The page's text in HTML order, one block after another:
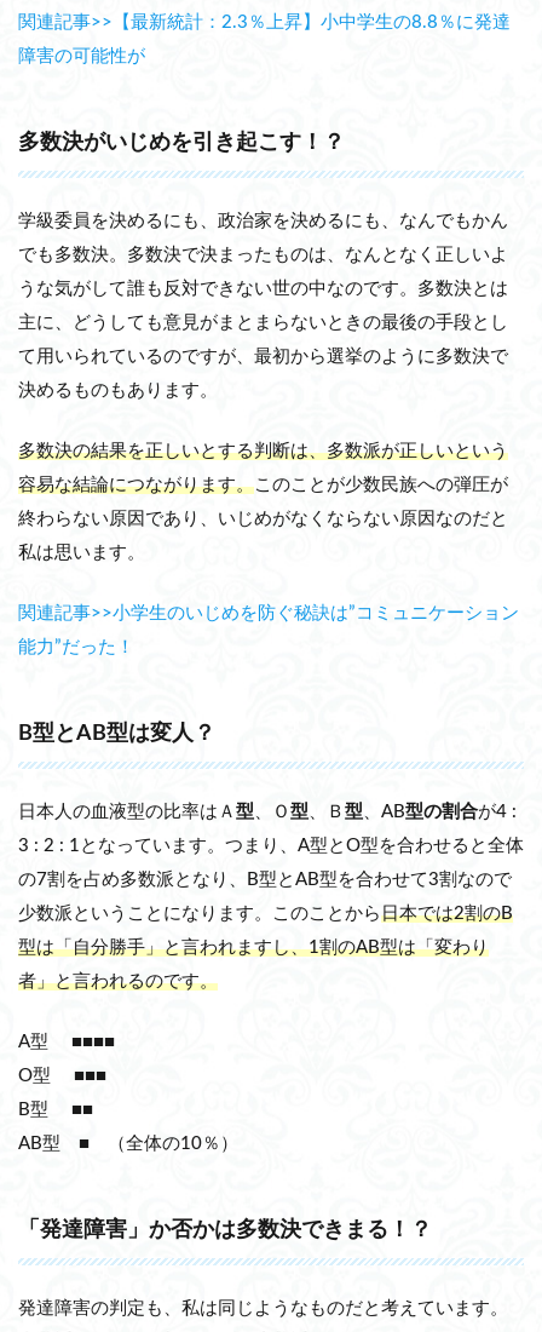
関連記事>>【最新統計：2.3％上昇】小中学生の8.8％に発達
障害の可能性が
多数決がいじめを引き起こす！？
学級委員を決めるにも、政治家を決めるにも、なんでもかん
でも多数決。多数決で決まったものは、なんとなく正しいよ
うな気がして誰も反対できない世の中なのです。多数決とは
主に、どうしても意見がまとまらないときの最後の手段とし
て用いられているのですが、最初から選挙のように多数決で
決めるものもあります。
多数決の結果を正しいとする判断は、多数派が正しいという
容易な結論につながります。このことが少数民族への弾圧が
終わらない原因であり、いじめがなくならない原因なのだと
私は思います。
関連記事>>小学生のいじめを防ぐ秘訣は”コミュニケーション
能力”だった！
B型とAB型は変人？
日本人の血液型の比率はＡ 型 、Ｏ 型 、Ｂ 型、AB型の割合が4 :
3 : 2 : 1となっています。つまり、A型とO型を合わせると全体
の7割を占め多数派となり、B型とAB型を合わせて3割なので
少数派ということになります。このことから日本では2割のB
型は「自分勝手」と言われますし、1割のAB型は「変わり
者」と言われるのです。
A型 ■■■■
O型 ■■■
B型 ■■
AB型 ■ （全体の10％）
「発達障害」か否かは多数決できまる！？
発達障害の判定も、私は同じようなものだと考えています。